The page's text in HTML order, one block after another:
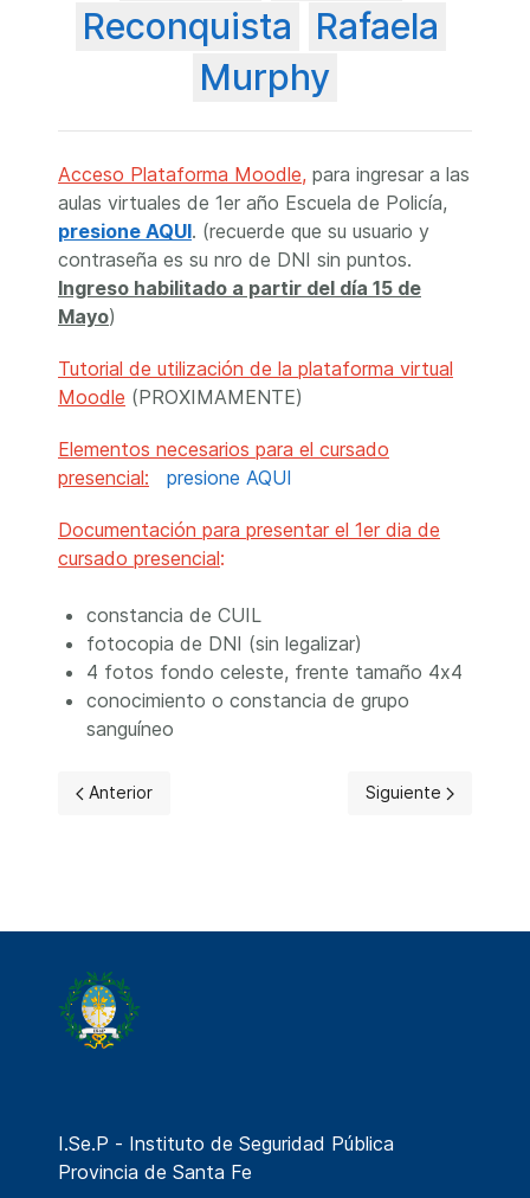
Reconquista
Rafaela
Murphy
Acceso Plataforma Moodle, para ingresar a las
aulas virtuales de 1er año Escuela de Policía,
presione AQUI. (recuerde que su usuario y
contraseña es su nro de DNI sin puntos.
Ingreso habilitado a partir del día 15 de
Mayo)
Tutorial de utilización de la plataforma virtual
Moodle (PROXIMAMENTE)
Elementos necesarios para el cursado
presencial:
presione AQUI
Documentación para presentar el 1er dia de
cursado presencial:
constancia de CUIL
fotocopia de DNI (sin legalizar)
4 fotos fondo celeste, frente tamaño 4x4
conocimiento o constancia de grupo
sanguíneo
Artículo anterior: CALIFICACIONES FINALES ESCALAFON
Anterior Artículo siguiente:
Siguiente
I.Se.P - Instituto de Seguridad Pública
Provincia de Santa Fe